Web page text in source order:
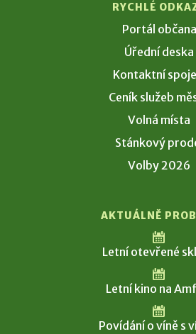
RYCHLÉ
Portál občana
Úřední deska
Kontaktní
Ceník služeb
Volná místa
Stánkový
Volby 2026
AKTUÁLNĚ
Letní otevřené
Letní kino na
Povídání o víně s